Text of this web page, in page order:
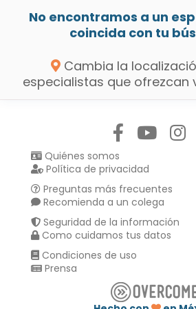
No encontramos a un
coincida con tu
Cambia la
especialistas que ofrezcan
Quiénes somos
Política de privacidad
Preguntas más frecuentes
Recomienda a un colega
Seguridad de la información
Como cuidamos tus datos
Condiciones de uso
Prensa